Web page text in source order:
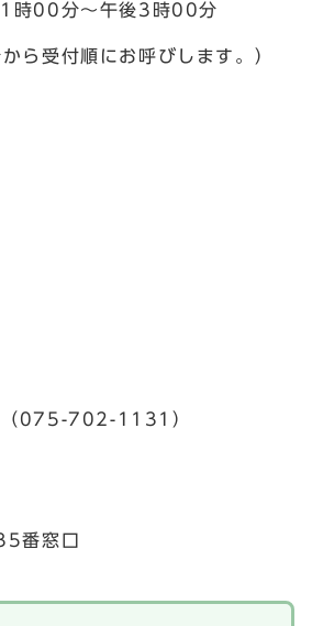
1時00分～午後3時00分
ら受付順にお呼びします。）
（075-702-1131）
番窓口